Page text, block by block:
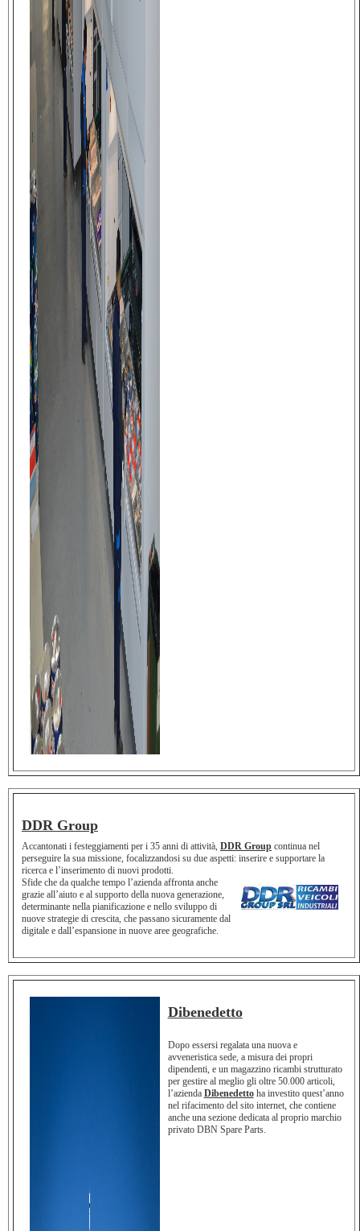
DDR Group
Accantonati i festeggiamenti per i 35 anni di attività, DDR Group continua nel
perseguire la sua missione, focalizzandosi su due aspetti: inserire e supportare la
ricerca e l’inserimento di nuovi prodotti.
Sfide che da qualche tempo l’azienda affronta anche
grazie all’aiuto e al supporto della nuova generazione,
determinante nella pianificazione e nello sviluppo di
nuove strategie di crescita, che passano sicuramente dal
digitale e dall’espansione in nuove aree geografiche.
Dibenedetto
Dopo essersi regalata una nuova e
avveneristica sede, a misura dei propri
dipendenti, e un magazzino ricambi strutturato
per gestire al meglio gli oltre 50.000 articoli,
l’azienda Dibenedettoha investito quest’anno
nel rifacimento del sito internet, che contiene
anche una sezione dedicata al proprio marchio
privato DBN Spare Parts.